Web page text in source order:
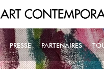
PRESSE PARTENAIRES